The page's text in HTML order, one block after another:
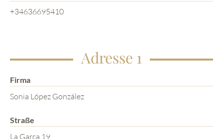
+34636695410
Adresse 1
Firma
Sonia López González
Straße
La Garça 19